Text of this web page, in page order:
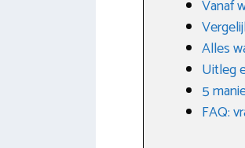
Vanaf
Alles
Uitleg
5
FAQ: